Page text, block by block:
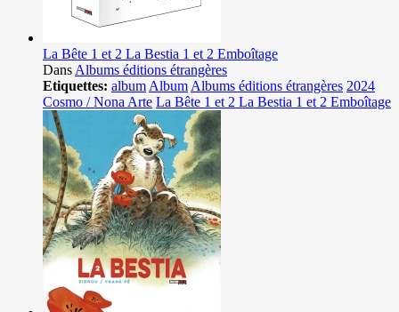
La Bête 1 et 2 La Bestia 1 et 2 Emboîtage
DansAlbums éditions étrangères
Etiquettes: albumAlbumAlbums éditions étrangères 2024
Cosmo / Nona Arte La Bête 1 et 2 La Bestia 1 et 2 Emboîtage